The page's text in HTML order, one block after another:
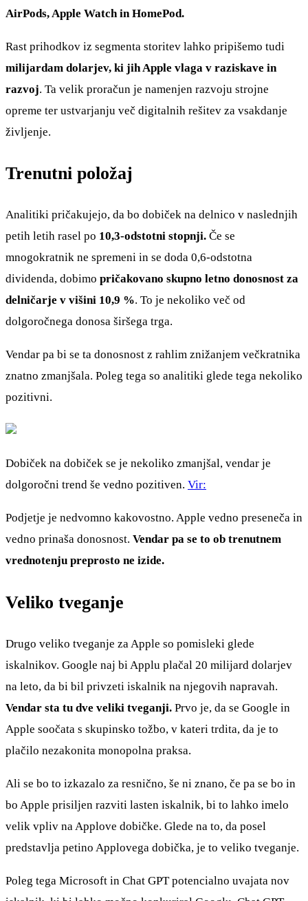
AirPods, Apple Watch in HomePod.
Rast prihodkov iz segmenta storitev lahko pripišemo tudi
milijardam dolarjev, ki jih Apple vlaga v raziskave in
razvoj. Ta velik proračun je namenjen razvoju strojne
opreme ter ustvarjanju več digitalnih rešitev za vsakdanje
življenje.
Trenutni položaj
Analitiki pričakujejo, da bo dobiček na delnico v naslednjih
petih letih rasel po 10,3-odstotni stopnji. Če se
mnogokratnik ne spremeni in se doda 0,6-odstotna
dividenda, dobimo pričakovano skupno letno donosnost za
delničarje v višini 10,9 %. To je nekoliko več od
dolgoročnega donosa širšega trga.
Vendar pa bi se ta donosnost z rahlim znižanjem večkratnika
znatno zmanjšala. Poleg tega so analitiki glede tega nekoliko
pozitivni.
Dobiček na dobiček se je nekoliko zmanjšal, vendar je
dolgoročni trend še vedno pozitiven. Vir:
Podjetje je nedvomno kakovostno. Apple vedno preseneča in
vedno prinaša donosnost. Vendar pa se to ob trenutnem
vrednotenju preprosto ne izide.
Veliko tveganje
Drugo veliko tveganje za Apple so pomisleki glede
iskalnikov. Google naj bi Applu plačal 20 milijard dolarjev
na leto, da bi bil privzeti iskalnik na njegovih napravah.
Vendar sta tu dve veliki tveganji. Prvo je, da se Google in
Apple soočata s skupinsko tožbo, v kateri trdita, da je to
plačilo nezakonita monopolna praksa.
Ali se bo to izkazalo za resnično, še ni znano, če pa se bo in
bo Apple prisiljen razviti lasten iskalnik, bi to lahko imelo
velik vpliv na Applove dobičke. Glede na to, da posel
predstavlja petino Applovega dobička, je to veliko tveganje.
Poleg tega Microsoft in Chat GPT potencialno uvajata nov